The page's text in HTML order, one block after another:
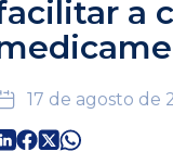
a
17 de agosto de